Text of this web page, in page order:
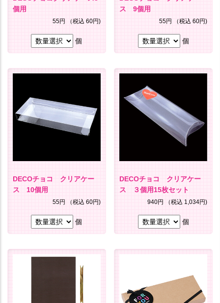
個用
55円 （税込 60円)
個
ス 9個用
55円 （税込 60円)
個
DECOチョコ クリアケー
ス 10個用
55円 （税込 60円)
個
DECOチョコ クリアケー
ス ３個用15枚セット
940円 （税込 1,034円)
個